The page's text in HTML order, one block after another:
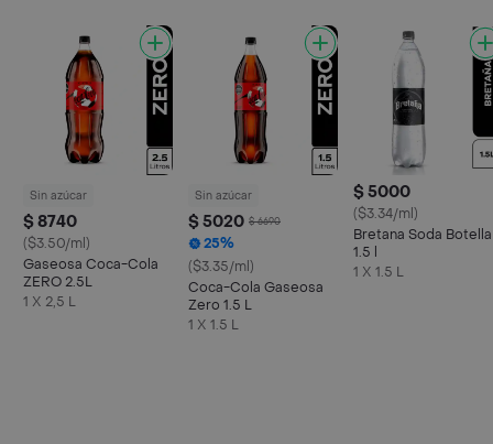
Sin azúcar
$ 8740
($3.50/ml)
Gaseosa Coca-Cola
ZERO 2.5L
1 X 2,5 L
Sin azúcar
$ 5020 $ 6690
25%
($3.35/ml)
Coca-Cola Gaseosa
Zero 1.5 L
1 X 1.5 L
$ 5000
($3.34/ml)
Bretana Soda Botella
1.5 l
1 X 1.5 L